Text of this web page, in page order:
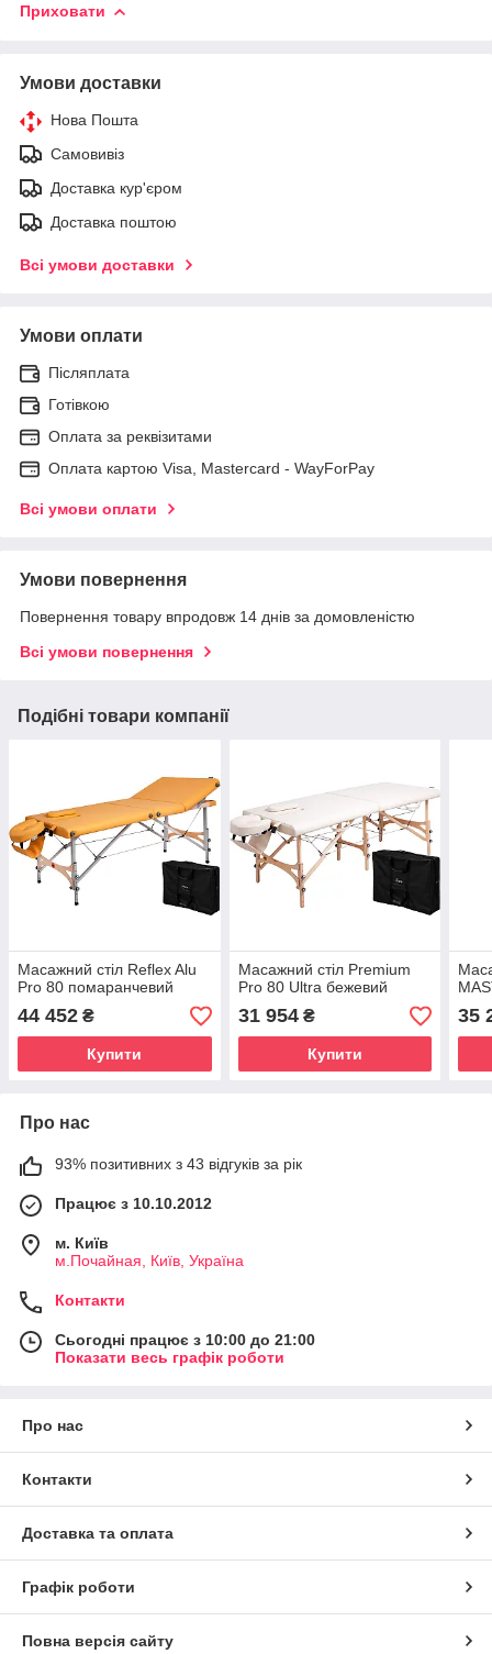
Приховати
Умови доставки
Нова Пошта
Самовивіз
Доставка кур'єром
Доставка поштою
Всі умови доставки
Умови оплати
Післяплата
Готівкою
Оплата за реквізитами
Оплата картою Visa, Mastercard - WayForPay
Всі умови оплати
Умови повернення
Повернення товару впродовж 14 днів за домовленістю
Всі умови повернення
Подібні товари компанії
Масажний стіл Reflex Alu
Pro 80 помаранчевий
44 452 ₴
Купити
Масажний стіл Premium
Pro 80 Ultra бежевий
31 954₴
Купити
35
Про нас
93% позитивних з 43 відгуків за рік
Працює з 10.10.2012
м. Київ
м.Почайная, Київ, Україна
Контакти
Сьогодні працює з 10:00 до 21:00
Показати весь графік роботи
Про нас
Контакти
Доставка та оплата
Графік роботи
Повна версія сайту